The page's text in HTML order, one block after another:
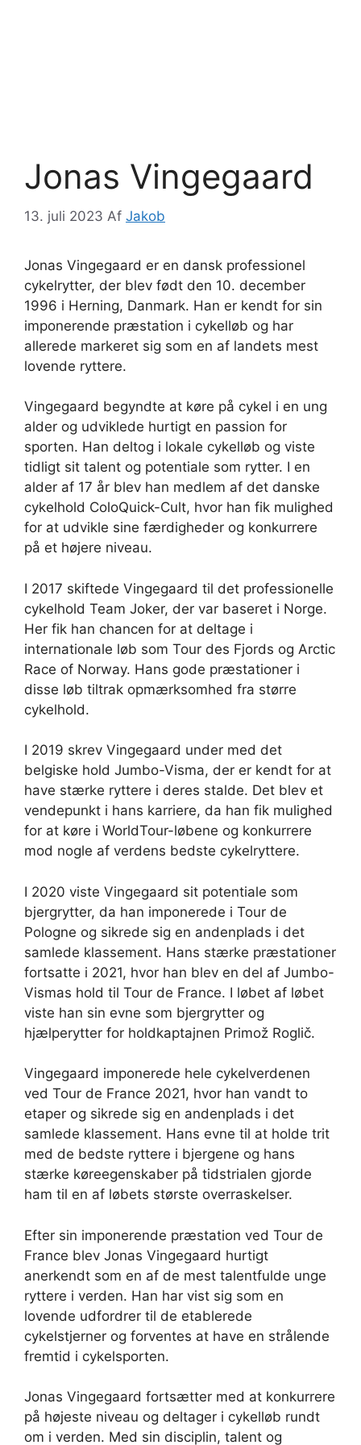
Jonas Vingegaard
13. juli 2023 Af Jakob
Jonas Vingegaard er en dansk professionel
cykelrytter, der blev født den 10. december
1996 i Herning, Danmark. Han er kendt for sin
imponerende præstation i cykelløb og har
allerede markeret sig som en af landets mest
lovende ryttere.
Vingegaard begyndte at køre på cykel i en ung
alder og udviklede hurtigt en passion for
sporten. Han deltog i lokale cykelløb og viste
tidligt sit talent og potentiale som rytter. I en
alder af 17 år blev han medlem af det danske
cykelhold ColoQuick-Cult, hvor han fik mulighed
for at udvikle sine færdigheder og konkurrere
på et højere niveau.
I 2017 skiftede Vingegaard til det professionelle
cykelhold Team Joker, der var baseret i Norge.
Her fik han chancen for at deltage i
internationale løb som Tour des Fjords og Arctic
Race of Norway. Hans gode præstationer i
disse løb tiltrak opmærksomhed fra større
cykelhold.
I 2019 skrev Vingegaard under med det
belgiske hold Jumbo-Visma, der er kendt for at
have stærke ryttere i deres stalde. Det blev et
vendepunkt i hans karriere, da han fik mulighed
for at køre i WorldTour-løbene og konkurrere
mod nogle af verdens bedste cykelryttere.
I 2020 viste Vingegaard sit potentiale som
bjergrytter, da han imponerede i Tour de
Pologne og sikrede sig en andenplads i det
samlede klassement. Hans stærke præstationer
fortsatte i 2021, hvor han blev en del af Jumbo-
Vismas hold til Tour de France. I løbet af løbet
viste han sin evne som bjergrytter og
hjælperytter for holdkaptajnen Primož Roglič.
Vingegaard imponerede hele cykelverdenen
ved Tour de France 2021, hvor han vandt to
etaper og sikrede sig en andenplads i det
samlede klassement. Hans evne til at holde trit
med de bedste ryttere i bjergene og hans
stærke køreegenskaber på tidstrialen gjorde
ham til en af løbets største overraskelser.
Efter sin imponerende præstation ved Tour de
France blev Jonas Vingegaard hurtigt
anerkendt som en af de mest talentfulde unge
ryttere i verden. Han har vist sig som en
lovende udfordrer til de etablerede
cykelstjerner og forventes at have en strålende
fremtid i cykelsporten.
Jonas Vingegaard fortsætter med at konkurrere
på højeste niveau og deltager i cykelløb rundt
om i verden. Med sin disciplin, talent og